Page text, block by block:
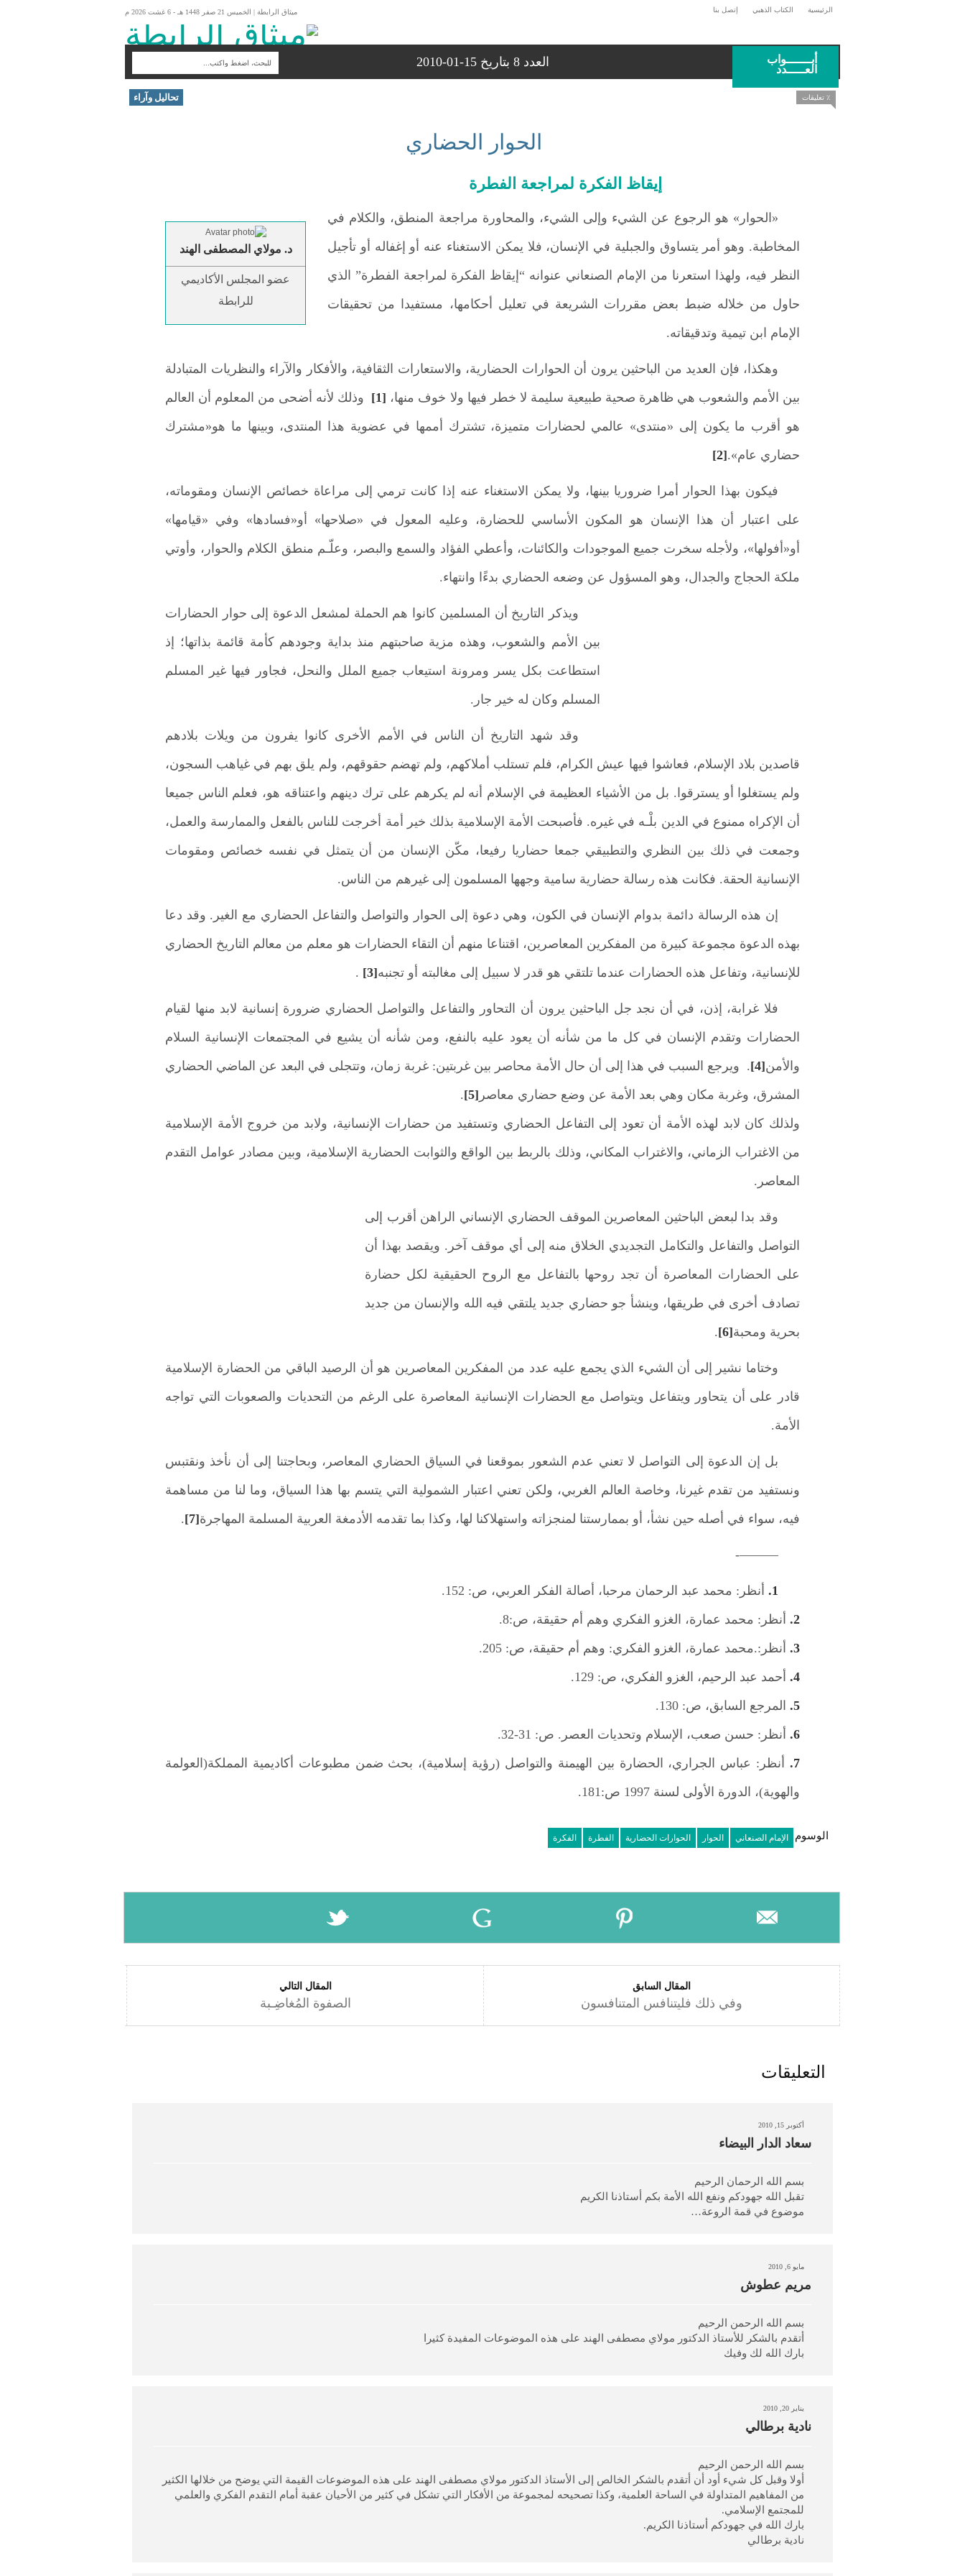
ميثاق الرابطة | الخميس 21 صفر 1448 هـ - 6 غشت 2026 م إتصل بنا الكتاب الذهبي الرئيسية
أبـــــــواب
العـــــدد
العدد 8 بتاريخ 15-01-2010
تحاليل وآراء ٪ تعليقات
الحوار الحضاري
د. مولاي المصطفى الهند
عضو المجلس الأكاديمي
للرابطة
إيقاظ الفكرة لمراجعة الفطرة
«الحوار» هو الرجوع عن الشيء وإلى الشيء، والمحاورة مراجعة المنطق، والكلام في
المخاطبة. وهو أمر يتساوق والجبلية في الإنسان، فلا يمكن الاستغناء عنه أو إغفاله أو تأجيل
النظر فيه، ولهذا استعرنا من الإمام الصنعاني عنوانه “إيقاظ الفكرة لمراجعة الفطرة” الذي
حاول من خلاله ضبط بعض مقررات الشريعة في تعليل أحكامها، مستفيدا من تحقيقات
الإمام ابن تيمية وتدقيقاته.
وهكذا، فإن العديد من الباحثين يرون أن الحوارات الحضارية، والاستعارات الثقافية، والأفكار والآراء والنظريات المتبادلة
بين الأمم والشعوب هي ظاهرة صحية طبيعية سليمة لا خطر فيها ولا خوف منها، [1]
وذلك لأنه أضحى من المعلوم أن العالم
هو أقرب ما يكون إلى «منتدى» عالمي لحضارات متميزة، تشترك أممها في عضوية هذا المنتدى، وبينها ما هو«مشترك
حضاري عام».[2]
فيكون بهذا الحوار أمرا ضروريا بينها، ولا يمكن الاستغناء عنه إذا كانت ترمي إلى مراعاة خصائص الإنسان ومقوماته،
على اعتبار أن هذا الإنسان هو المكون الأساسي للحضارة، وعليه المعول في «صلاحها» أو«فسادها» وفي «قيامها»
أو«أفولها»، ولأجله سخرت جميع الموجودات والكائنات، وأعطي الفؤاد والسمع والبصر، وعلّـم منطق الكلام والحوار، وأوتي
ملكة الحجاج والجدال، وهو المسؤول عن وضعه الحضاري بدءًا وانتهاء.
ويذكر التاريخ أن المسلمين كانوا هم الحملة لمشعل الدعوة إلى حوار الحضارات
بين الأمم والشعوب، وهذه مزية صاحبتهم منذ بداية وجودهم كأمة قائمة بذاتها؛ إذ
استطاعت بكل يسر ومرونة استيعاب جميع الملل والنحل، فجاور فيها غير المسلم
المسلم وكان له خير جار.
وقد شهد التاريخ أن الناس في الأمم الأخرى كانوا يفرون من ويلات بلادهم
قاصدين بلاد الإسلام، فعاشوا فيها عيش الكرام، فلم تستلب أملاكهم، ولم تهضم حقوقهم، ولم يلق بهم في غياهب السجون،
ولم يستغلوا أو يسترقوا. بل من الأشياء العظيمة في الإسلام أنه لم يكرهم على ترك دينهم واعتناقه هو، فعلم الناس جميعا
أن الإكراه ممنوع في الدين بلْـه في غيره. فأصبحت الأمة الإسلامية بذلك خير أمة أخرجت للناس بالفعل والممارسة والعمل،
وجمعت في ذلك بين النظري والتطبيقي جمعا حضاريا رفيعا، مكّن الإنسان من أن يتمثل في نفسه خصائص ومقومات
الإنسانية الحقة. فكانت هذه رسالة حضارية سامية وجهها المسلمون إلى غيرهم من الناس.
إن هذه الرسالة دائمة بدوام الإنسان في الكون، وهي دعوة إلى الحوار والتواصل والتفاعل الحضاري مع الغير. وقد دعا
بهذه الدعوة مجموعة كبيرة من المفكرين المعاصرين، اقتناعا منهم أن التقاء الحضارات هو معلم من معالم التاريخ الحضاري
للإنسانية، وتفاعل هذه الحضارات عندما تلتقي هو قدر لا سبيل إلى مغالبته أو تجنبه[3]
.
فلا غرابة، إذن، في أن نجد جل الباحثين يرون أن التحاور والتفاعل والتواصل الحضاري ضرورة إنسانية لابد منها لقيام
الحضارات وتقدم الإنسان في كل ما من شأنه أن يعود عليه بالنفع، ومن شأنه أن يشيع في المجتمعات الإنسانية السلام
والأمن[4]
. ويرجع السبب في هذا إلى أن حال الأمة محاصر بين غربتين: غربة زمان، وتتجلى في البعد عن الماضي الحضاري
المشرق، وغربة مكان وهي بعد الأمة عن وضع حضاري معاصر [5]
.
ولذلك كان لابد لهذه الأمة أن تعود إلى التفاعل الحضاري وتستفيد من حضارات الإنسانية، ولابد من خروج الأمة الإسلامية
من الاغتراب الزماني، والاغتراب المكاني، وذلك بالربط بين الواقع والثوابت الحضارية الإسلامية، وبين مصادر عوامل التقدم
المعاصر.
وقد بدا لبعض الباحثين المعاصرين الموقف الحضاري الإنساني الراهن أقرب إلى
التواصل والتفاعل والتكامل التجديدي الخلاق منه إلى أي موقف آخر. ويقصد بهذا أن
على الحضارات المعاصرة أن تجد روحها بالتفاعل مع الروح الحقيقية لكل حضارة
تصادف أخرى في طريقها، وينشأ جو حضاري جديد يلتقي فيه الله والإنسان من جديد
بحرية ومحبة[6]
.
وختاما نشير إلى أن الشيء الذي يجمع عليه عدد من المفكرين المعاصرين هو أن الرصيد الباقي من الحضارة الإسلامية
قادر على أن يتحاور ويتفاعل ويتواصل مع الحضارات الإنسانية المعاصرة على الرغم من التحديات والصعوبات التي تواجه
الأمة.
بل إن الدعوة إلى التواصل لا تعني عدم الشعور بموقعنا في السياق الحضاري المعاصر، وبحاجتنا إلى أن نأخذ ونقتبس
ونستفيد من تقدم غيرنا، وخاصة العالم الغربي، ولكن تعني اعتبار الشمولية التي يتسم بها هذا السياق، وما لنا من مساهمة
فيه، سواء في أصله حين نشأ، أو بممارستنا لمنجزاته واستهلاكنا لها، وكذا بما تقدمه الأدمغة العربية المسلمة المهاجرة[7]
.
———-
1.
أنظر: محمد عبد الرحمان مرحبا، أصالة الفكر العربي، ص: 152.
2.
أنظر: محمد عمارة، الغزو الفكري وهم أم حقيقة، ص:8.
3.
أنظر:.محمد عمارة، الغزو الفكري: وهم أم حقيقة، ص: 205.
4.
أحمد عبد الرحيم، الغزو الفكري، ص: 129.
5.
المرجع السابق، ص: 130.
6.
أنظر: حسن صعب، الإسلام وتحديات العصر. ص: 31-32.
7.
أنظر: عباس الجراري، الحضارة بين الهيمنة والتواصل (رؤية إسلامية)، بحث ضمن مطبوعات أكاديمية المملكة(العولمة
والهوية)، الدورة الأولى لسنة 1997 ص:181.
الوسوم الإمام الصنعاني الحوار الحوارات الحضارية الفطرة الفكرة
المقال السابق
وفي ذلك فليتنافس المتنافسون
المقال التالي
الصفوة المُغاضِـبة
التعليقات
أكتوبر 15, 2010
سعاد الدار البيضاء
بسم الله الرحمان الرحيم
تقبل الله جهودكم ونفع الله الأمة بكم أستاذنا الكريم
موضوع في قمة الروعة…
مايو 6, 2010
مريم عطوش
بسم الله الرحمن الرحيم
أتقدم بالشكر للأستاذ الدكتور مولاي مصطفى الهند على هذه الموضوعات المفيدة كثيرا
بارك الله لك وفيك
يناير 20, 2010
نادية برطالي
بسم الله الرحمن الرحيم
أولا وقبل كل شيء أود أن أتقدم بالشكر الخالص إلى الأستاذ الدكتور مولاي مصطفى الهند على هذه الموضوعات القيمة التي يوضح من خلالها الكثير
من المفاهيم المتداولة في الساحة العلمية، وكذا تصحيحه لمجموعة من الأفكار التي تشكل في كثير من الأحيان عقبة أمام التقدم الفكري والعلمي
للمجتمع الإسلامي.
بارك الله في جهودكم أستاذنا الكريم.
نادية برطالي